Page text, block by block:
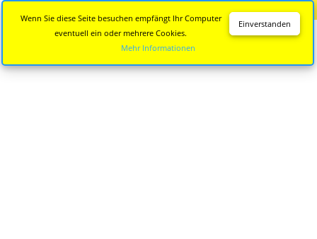
Einverstanden
Wenn Sie diese Seite besuchen empfängt Ihr Computer
eventuell ein oder mehrere Cookies.
Mehr Informationen